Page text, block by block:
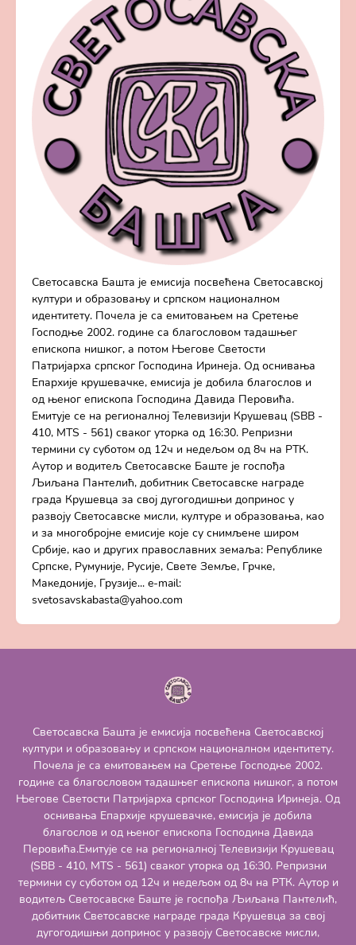
Светосавска Башта је емисија посвећена Светосавској
култури и образовању и српском националном
идентитету. Почела је са емитовањем на Сретење
Господње 2002. године са благословом тадашњег
епископа нишког, а потом Његове Светости
Патријарха српског Господина Иринеја. Од оснивања
Епархије крушевачке, емисија је добила благослов и
од њеног епископа Господина Давида Перовића.
Емитује се на регионалној Телевизији Крушевац (SBB -
410, MTS - 561) сваког уторка од 16:30. Репризни
термини су суботом од 12ч и недељом од 8ч на РТК.
Аутор и водитељ Светосавске Баште је госпођа
Љиљана Пантелић, добитник Светосавске награде
града Крушевца за свој дугогодишњи допринос у
развоју Светосавске мисли, културе и образовања, као
и за многобројне емисије које су снимљене широм
Србије, као и других православних земаља: Републике
Српске, Румуније, Русије, Свете Земље, Грчке,
Македоније, Грузије... e-mail:
svetosavskabasta@yahoo.com
Светосавска Башта је емисија посвећена Светосавској
култури и образовању и српском националном идентитету.
Почела је са емитовањем на Сретење Господње 2002.
године са благословом тадашњег епископа нишког, а потом
Његове Светости Патријарха српског Господина Иринеја. Од
оснивања Епархије крушевачке, емисија је добила
благослов и од њеног епископа Господина Давида
Перовића.Емитује се на регионалној Телевизији Крушевац
(SBB - 410, MTS - 561) сваког уторка од 16:30. Репризни
термини су суботом од 12ч и недељом од 8ч на РТК. Аутор и
водитељ Светосавске Баште је госпођа Љиљана Пантелић,
добитник Светосавске награде града Крушевца за свој
дугогодишњи допринос у развоју Светосавске мисли,